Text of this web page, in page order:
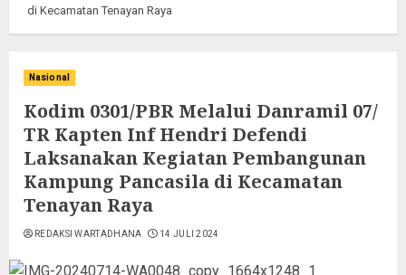
di Kecamatan Tenayan Raya
Nasional
Kodim 0301/PBR Melalui Danramil 07/
TR Kapten Inf Hendri Defendi
Laksanakan Kegiatan Pembangunan
Kampung Pancasila di Kecamatan
Tenayan Raya
REDAKSI WARTADHANA 14 JULI 2024